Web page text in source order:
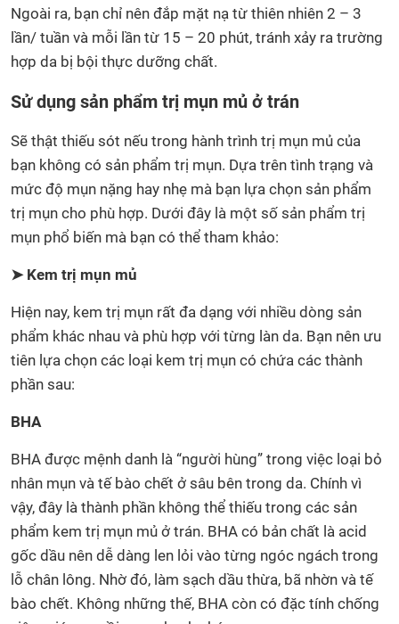
Ngoài ra, bạn chỉ nên đắp mặt nạ từ thiên nhiên 2 – 3
lần/ tuần và mỗi lần từ 15 – 20 phút, tránh xảy ra trường
hợp da bị bội thực dưỡng chất.
Sử dụng sản phẩm trị mụn mủ ở trán
Sẽ thật thiếu sót nếu trong hành trình trị mụn mủ của
bạn không có sản phẩm trị mụn. Dựa trên tình trạng và
mức độ mụn nặng hay nhẹ mà bạn lựa chọn sản phẩm
trị mụn cho phù hợp. Dưới đây là một số sản phẩm trị
mụn phổ biến mà bạn có thể tham khảo:
➤ Kem trị mụn mủ
Hiện nay, kem trị mụn rất đa dạng với nhiều dòng sản
phẩm khác nhau và phù hợp với từng làn da. Bạn nên ưu
tiên lựa chọn các loại kem trị mụn có chứa các thành
phần sau:
BHA
BHA được mệnh danh là “người hùng” trong việc loại bỏ
nhân mụn và tế bào chết ở sâu bên trong da. Chính vì
vậy, đây là thành phần không thể thiếu trong các sản
phẩm kem trị mụn mủ ở trán. BHA có bản chất là acid
gốc dầu nên dễ dàng len lỏi vào từng ngóc ngách trong
lỗ chân lông. Nhờ đó, làm sạch dầu thừa, bã nhờn và tế
bào chết. Không những thế, BHA còn có đặc tính chống